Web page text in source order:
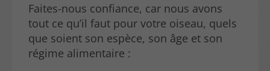
Faites-nous confiance, car nous avons
tout ce qu’il faut pour votre oiseau, quels
que soient son espèce, son âge et son
régime alimentaire :